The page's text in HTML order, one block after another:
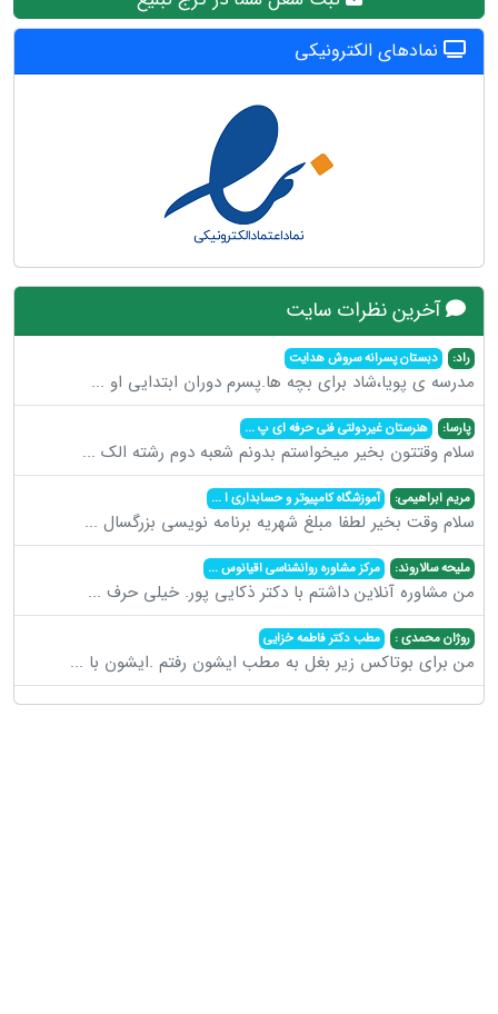
نمادهای الکترونیکی
آخرین نظرات سایت
راد: دبستان پسرانه سروش هدایت
مدرسه ی پویا،شاد برای بچه ها.پسرم دوران ابتدایی او ...
پارسا: هنرستان غیردولتی فنی حرفه ای پ...
سلام وقتتون بخیر میخواستم بدونم شعبه دوم رشته الک ...
مریم ابراهیمی: آموزشگاه کامپیوتر و حسابداری ا...
سلام وقت بخیر لطفا مبلغ شهریه برنامه نویسی بزرگسال ...
ملیحه سالاروند: مرکز مشاوره روانشناسی اقیانوس...
من مشاوره آنلاین داشتم با دکتر ذکایی پور. خیلی حرف ...
روژان محمدی : مطب دکتر فاطمه خزایی
من برای بوتاکس زیر بغل به مطب ایشون رفتم .ایشون با ...